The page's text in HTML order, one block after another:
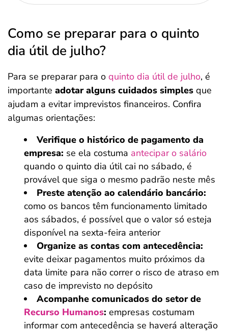
Como se preparar para o quinto
dia útil de julho?
Para se preparar para o quinto dia útil de julho, é
importante adotar alguns cuidados simples que
ajudam a evitar imprevistos financeiros. Confira
algumas orientações:
Verifique o histórico de pagamento da
empresa: se ela costuma antecipar o salário
quando o quinto dia útil cai no sábado, é
provável que siga o mesmo padrão neste mês
Preste atenção ao calendário bancário:
como os bancos têm funcionamento limitado
aos sábados, é possível que o valor só esteja
disponível na sexta-feira anterior
Organize as contas com antecedência:
evite deixar pagamentos muito próximos da
data limite para não correr o risco de atraso em
caso de imprevisto no depósito
Acompanhe comunicados do setor de
Recurso Humanos: empresas costumam
informar com antecedência se haverá alteração